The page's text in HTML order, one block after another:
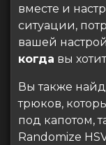
вместе и
ситуации,
вашей
когда вы
Вы также
трюков,
под капотом,
Randomize